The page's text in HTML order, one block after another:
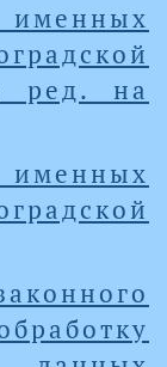
ред. на